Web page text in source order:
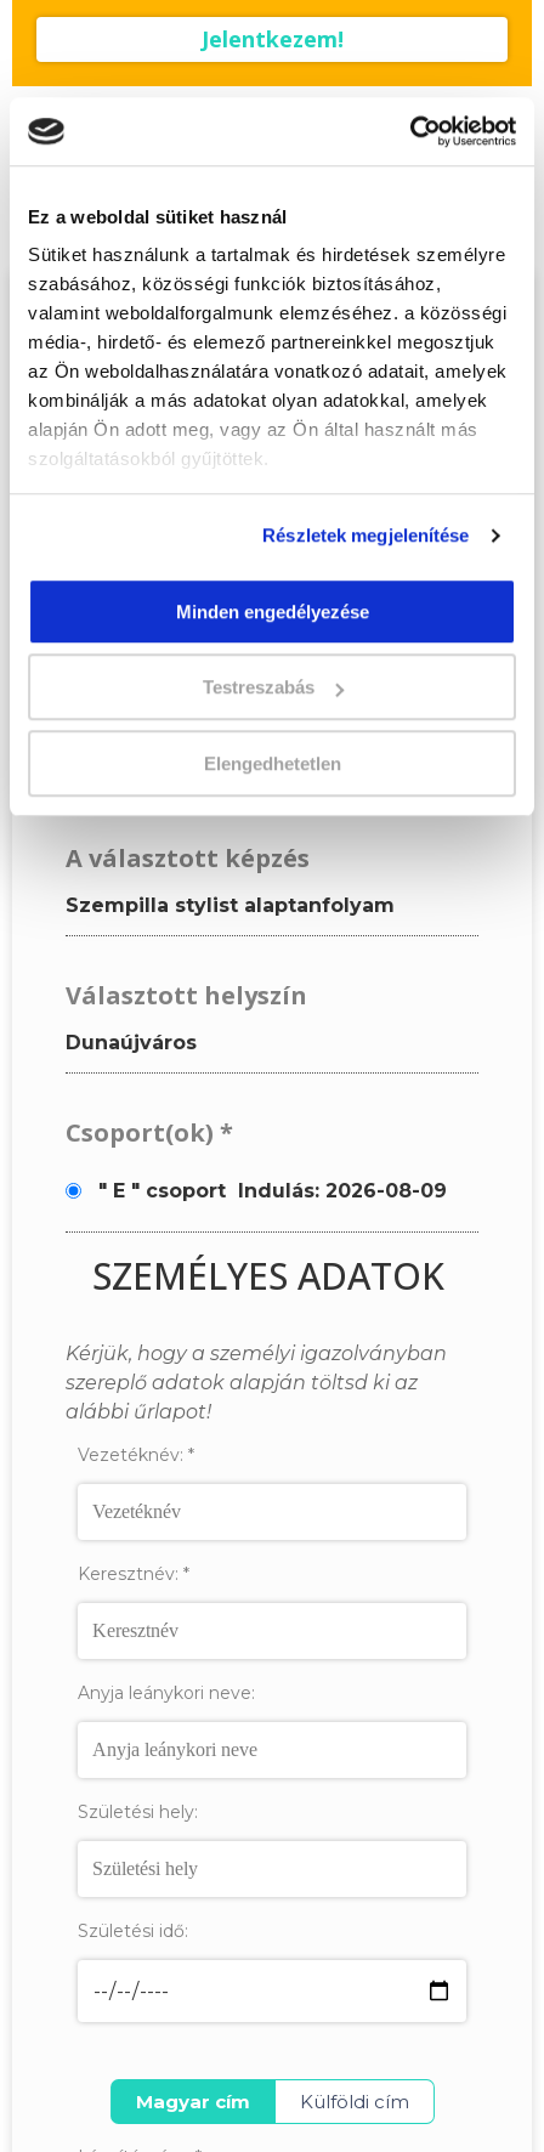
Ez a weboldal sütiket használ
Sütiket használunk a tartalmak és hirdetések személyre
szabásához, közösségi funkciók biztosításához,
valamint weboldalforgalmunk elemzéséhez. a közösségi
média-, hirdető- és elemező partnereinkkel megosztjuk
az Ön weboldalhasználatára vonatkozó adatait, amelyek
kombinálják a más adatokat olyan adatokkal, amelyek
alapján Ön adott meg, vagy az Ön által használt más
szolgáltatásokból gyűjtöttek.
Részletek megjelenítése
Minden engedélyezése
Testreszabás
Elengedhetetlen
Jelentkezem!
Végezd elSzempilla stylist alaptanfolyam
valóra az álmaidat!
Töltsd ki adatlapunkat,
hogy eljuttathassuk Hozzád
INGYENES és MINDEN
KÖTELEZETTSÉGTŐL
MENTES tájékoztató
anyagunkat!
Kérjük, hogy a személyi
igazolványban szereplő
adatok alapján töltsd ki az
űrlapot!
KÉPZÉSI ADATOK
A választott képzés
Szempilla stylist alaptanfolyam
Választott helyszín
Dunaújváros
Csoport(ok) *
" E " csoport Indulás: 2026-08-09
SZEMÉLYES ADATOK
Kérjük, hogy a személyi igazolványban
szereplő adatok alapján töltsd ki az
alábbi űrlapot!
Vezetéknév: *
Keresztnév: *
Anyja leánykori neve:
Születési hely:
Születési idő:
Magyar cím Külföldi cím